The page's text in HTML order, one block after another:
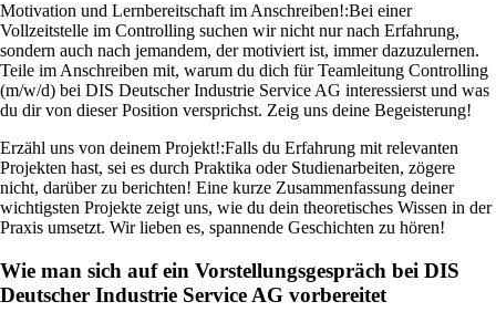
Motivation und Lernbereitschaft im Anschreiben!:Bei einer
Vollzeitstelle im Controlling suchen wir nicht nur nach Erfahrung,
sondern auch nach jemandem, der motiviert ist, immer dazuzulernen.
Teile im Anschreiben mit, warum du dich für Teamleitung Controlling
(m/w/d) bei DIS Deutscher Industrie Service AG interessierst und was
du dir von dieser Position versprichst. Zeig uns deine Begeisterung!
Erzähl uns von deinem Projekt!:Falls du Erfahrung mit relevanten
Projekten hast, sei es durch Praktika oder Studienarbeiten, zögere
nicht, darüber zu berichten! Eine kurze Zusammenfassung deiner
wichtigsten Projekte zeigt uns, wie du dein theoretisches Wissen in der
Praxis umsetzt. Wir lieben es, spannende Geschichten zu hören!
Wie man sich auf ein Vorstellungsgespräch bei DIS
Deutscher Industrie Service AG vorbereitet